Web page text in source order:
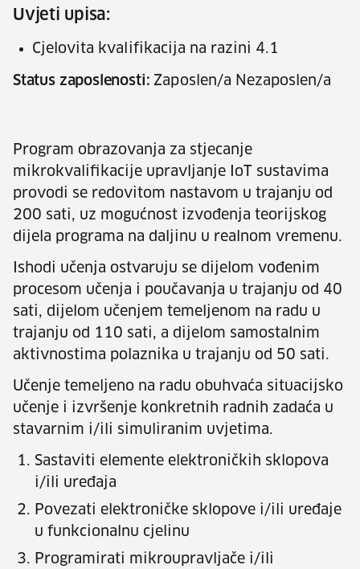
Uvjeti upisa:
Cjelovita kvalifikacija na razini 4.1
Status zaposlenosti: Zaposlen/a Nezaposlen/a
Program obrazovanja za stjecanje
mikrokvalifikacije upravljanje IoT sustavima
provodi se redovitom nastavom u trajanju od
200 sati, uz mogućnost izvođenja teorijskog
dijela programa na daljinu u realnom vremenu.
Ishodi učenja ostvaruju se dijelom vođenim
procesom učenja i poučavanja u trajanju od 40
sati, dijelom učenjem temeljenom na radu u
trajanju od 110 sati, a dijelom samostalnim
aktivnostima polaznika u trajanju od 50 sati.
Učenje temeljeno na radu obuhvaća situacijsko
učenje i izvršenje konkretnih radnih zadaća u
stavarnim i/ili simuliranim uvjetima.
Sastaviti elemente elektroničkih sklopova
i/ili uređaja
Povezati elektroničke sklopove i/ili uređaje
u funkcionalnu cjelinu
Programirati mikroupravljače i/ili